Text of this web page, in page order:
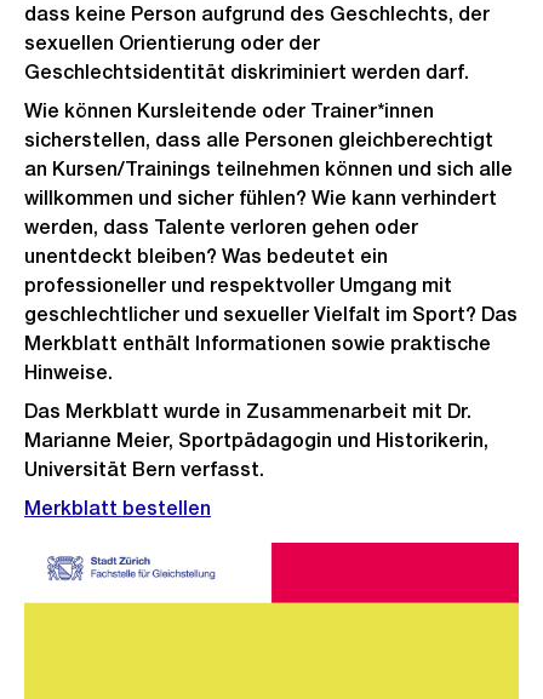
dass keine Person aufgrund des Geschlechts, der
sexuellen Orientierung oder der
Geschlechtsidentität diskriminiert werden darf.
Wie können Kursleitende oder Trainer*innen
sicherstellen, dass alle Personen gleichberechtigt
an Kursen/Trainings teilnehmen können und sich alle
willkommen und sicher fühlen? Wie kann verhindert
werden, dass Talente verloren gehen oder
unentdeckt bleiben? Was bedeutet ein
professioneller und respektvoller Umgang mit
geschlechtlicher und sexueller Vielfalt im Sport? Das
Merkblatt enthält Informationen sowie praktische
Hinweise.
Das Merkblatt wurde in Zusammenarbeit mit Dr.
Marianne Meier, Sportpädagogin und Historikerin,
Universität Bern verfasst.
Merkblatt bestellen